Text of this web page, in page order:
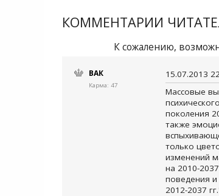
КОММЕНТАРИИ
К сожалению,
ВАК
Карма: 47
15.07.2013
Массовые
поколения
также
только
изменений
на 2010-
поведения и
2012-2037